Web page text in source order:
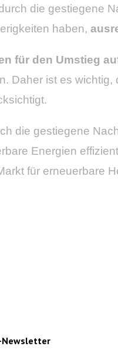
die gestiegene
haben,
für den Umstieg
Daher ist es
die gestiegene
Energien
für erneuerbare
Newsletter